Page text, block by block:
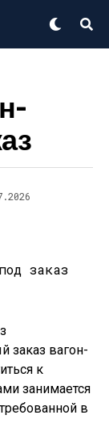
заказ вагон-
к
занимается
в